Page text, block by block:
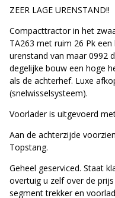
ZEER LAGE URENSTAND!!
Compacttractor in het
TA263 met ruim 26 Pk
urenstand van maar 0992
degelijke bouw een hoge
als de achterhef. Luxe
(snelwisselsysteem).
Voorlader is uitgevoerd
Aan de achterzijde
Topstang.
Geheel geserviced. Staat
overtuig u zelf over de
segment trekker en